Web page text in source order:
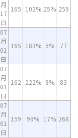
月
17
日
165 102% 25% 259
07
月
01
日
165 183% 5% 77
07
月
01
日
162 222% 8% 83
07
月
01
日
159 99% 17% 268